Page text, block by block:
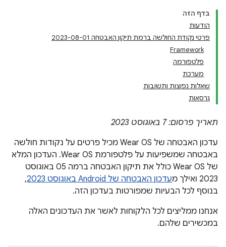
בדף הזה
הודעות
פרטי נקודת החולשה ברמת תיקון האבטחה 2023-08-01
Framework
פלטפורמה
מערכת
שאלות נפוצות ותשובות
גרסאות
תאריך פרסום: 7 באוגוסט 2023
עדכון האבטחה של Wear OS מכיל פרטים על נקודות חולשה
באבטחה שמשפיעות על פלטפורמת Wear OS. העדכון המלא
של Wear OS כולל את תיקון האבטחה ברמה 05 באוגוסט
2023 ואילך מ
עדכון האבטחה של Android באוגוסט 2023
,
בנוסף לכל הבעיות שמפורטות בעדכון הזה.
אנחנו ממליצים לכל הלקוחות לאשר את העדכונים האלה
במכשירים שלהם.